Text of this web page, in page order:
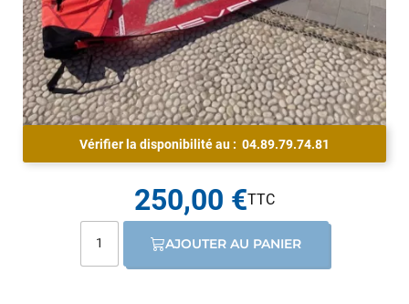
Vérifier la disponibilité au : 04.89.79.74.81
250,00 €
AJOUTER AU PANIER